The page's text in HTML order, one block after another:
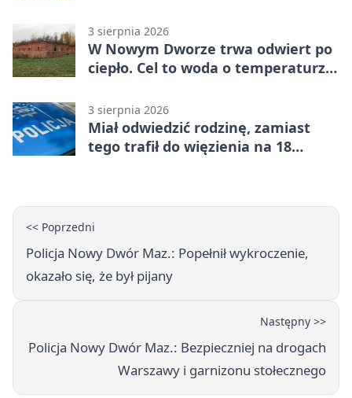
3 sierpnia 2026
W Nowym Dworze trwa odwiert po
ciepło. Cel to woda o temperaturze
3 sierpnia 2026
Miał odwiedzić rodzinę, zamiast
tego trafił do więzienia na 18
<< Poprzedni
Policja Nowy Dwór Maz.: Popełnił wykroczenie,
okazało się, że był pijany
Następny >>
Policja Nowy Dwór Maz.: Bezpieczniej na drogach
Warszawy i garnizonu stołecznego